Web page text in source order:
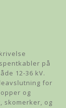
på
12-36 kV.
for
og
skomerker, og